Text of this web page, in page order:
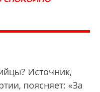
Источник,
поясняет: «За